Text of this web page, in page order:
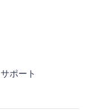
ポート